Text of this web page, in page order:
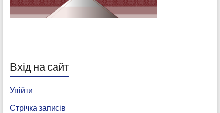
Вхід на сайт
Увійти
Стрічка записів